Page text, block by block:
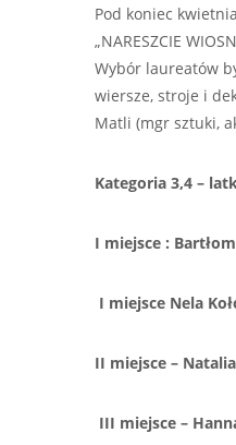
Pod koniec
„NARESZCIE
Wybór laureatów
wiersze, stroje i
Matli (mgr sztuki,
Kategoria 3,4 –
I miejsce :
I miejsce Nela
II miejsce –
III miejsce –